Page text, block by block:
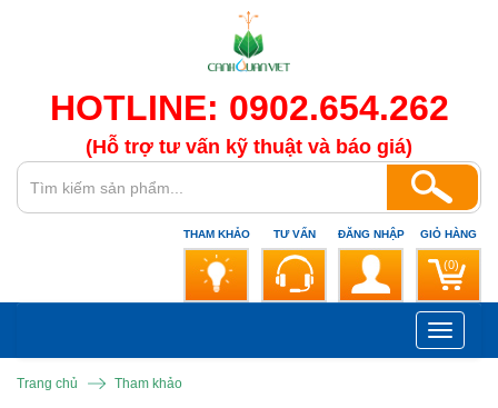
HOTLINE: 0902.654.262
(Hỗ trợ tư vấn kỹ thuật và báo giá)
THAM KHẢO TƯ VẤN ĐĂNG NHẬP GIỎ HÀNG
(0)
Toggle
Trang chủ Tham khảo